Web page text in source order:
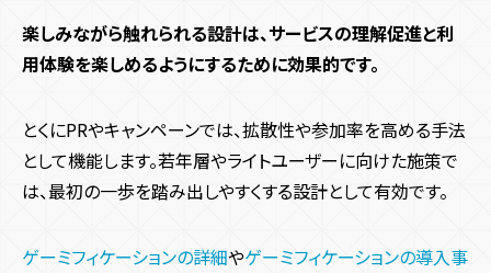
楽しみながら触れられる設計は、サービスの理解促進と利
用体験を楽しめるようにするために効果的です。
とくにPRやキャンペーンでは、拡散性や参加率を高める手法
として機能します。若年層やライトユーザーに向けた施策で
は、最初の一歩を踏み出しやすくする設計として有効です。
ゲーミフィケーションの詳細やゲーミフィケーションの導入事